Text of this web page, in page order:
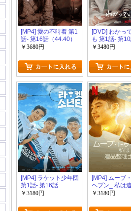
[MP4] 愛の不時着 第1
話- 第16話（44.40）
￥3680円
[DVD] わかっ
も 第1話- 第
￥3480円
[MP4] ラケット少年団
第1話- 第16話
（33.75）
￥3180円
[MP4] ムーブ
ヘブン_ 私は
士です 第1話-
￥3180円